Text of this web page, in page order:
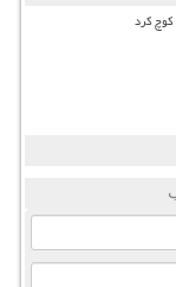
کوچ کرد